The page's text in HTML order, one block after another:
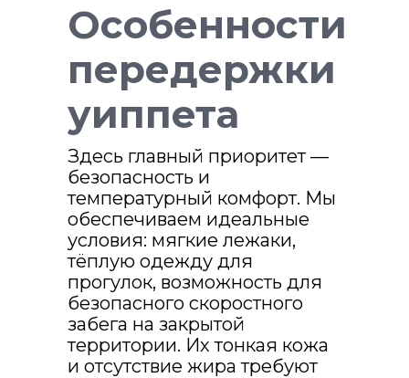
Особенности
передержки
уиппета
Здесь главный приоритет —
безопасность и
температурный комфорт. Мы
обеспечиваем идеальные
условия: мягкие лежаки,
тёплую одежду для
прогулок, возможность для
безопасного скоростного
забега на закрытой
территории. Их тонкая кожа
и отсутствие жира требуют
ПОДОБРАТЬ ИДЕАЛЬНУЮ НЯНЮ
Какие
гарантии?